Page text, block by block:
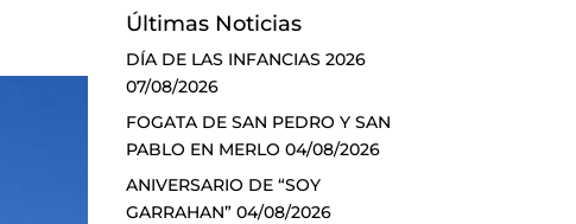
Últimas Noticias
DÍA DE LAS INFANCIAS 2026
07/08/2026
FOGATA DE SAN PEDRO Y SAN
PABLO EN MERLO 04/08/2026
ANIVERSARIO DE “SOY
GARRAHAN” 04/08/2026